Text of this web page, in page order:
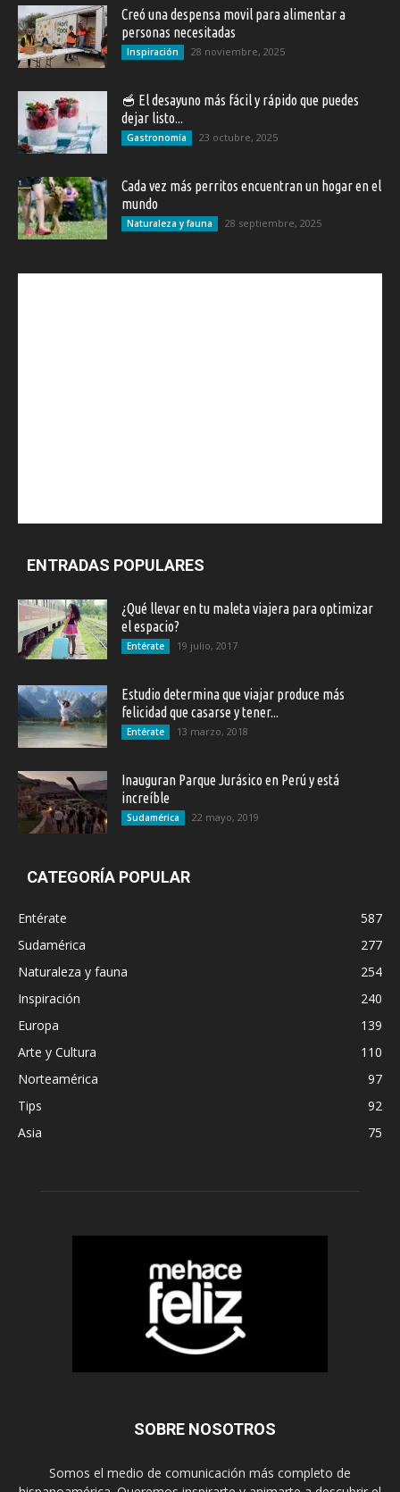
Creó una despensa movil para alimentar a
personas necesitadas
Inspiración 28 noviembre, 2025
🥣 El desayuno más fácil y rápido que puedes
dejar listo...
Gastronomía 23 octubre, 2025
Cada vez más perritos encuentran un hogar en el
mundo
Naturaleza y fauna 28 septiembre, 2025
ENTRADAS POPULARES
¿Qué llevar en tu maleta viajera para optimizar
el espacio?
Entérate 19 julio, 2017
Estudio determina que viajar produce más
felicidad que casarse y tener...
Entérate 13 marzo, 2018
Inauguran Parque Jurásico en Perú y está
increíble
Sudamérica 22 mayo, 2019
CATEGORÍA POPULAR
Entérate
587
Sudamérica
277
Naturaleza y fauna
254
Inspiración
240
Europa
139
Arte y Cultura
110
Norteamérica
97
Tips
92
Asia
75
SOBRE NOSOTROS
Somos el medio de comunicación más completo de